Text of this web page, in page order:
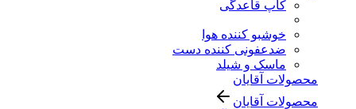
کاپ قاعدگی
خوشبو کننده هوا
ضدعفونی کننده دست
ماسک و شیلد
محصولات آقایان
محصولات آقایان